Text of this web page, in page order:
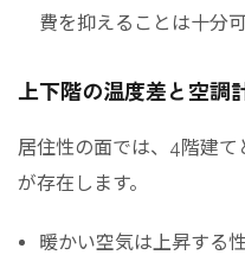
費を抑えることは十分
上下階の温度差と空調
居住性の面では、4階建
が存在します。
暖かい空気は上昇する